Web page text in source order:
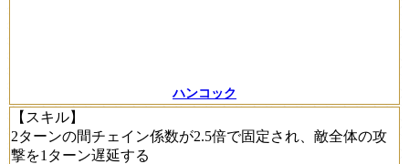
ハンコック
【スキル】
2ターンの間チェイン係数が2.5倍で固定され、敵全体の攻
撃を1ターン遅延する